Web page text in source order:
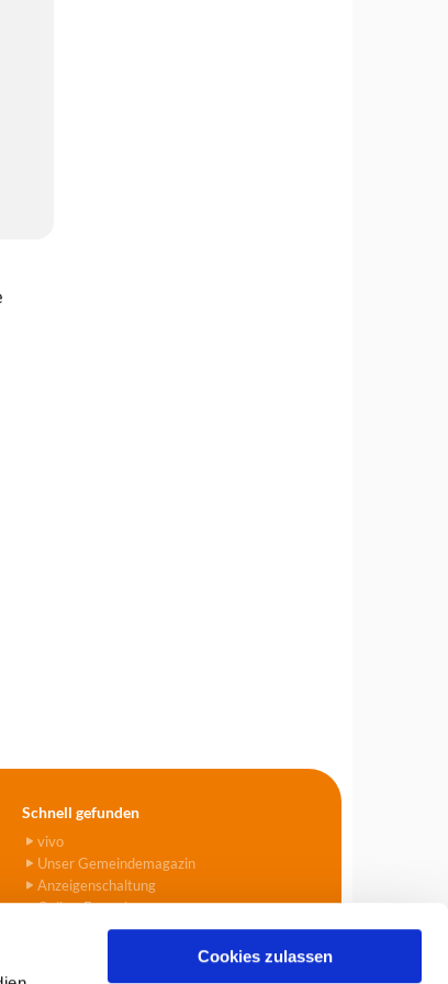
Cookies zulassen
Schnell gefunden
vivo
Unser Gemeindemagazin
Anzeigenschaltung
Online-Formulare